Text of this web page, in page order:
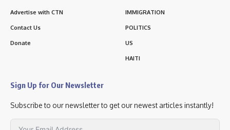
Advertise with CTN
Contact Us
Donate
IMMIGRATION
POLITICS
US
HAITI
Sign Up for Our Newsletter
Subscribe to our newsletter to get our newest articles instantly!